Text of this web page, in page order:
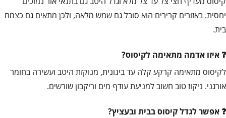
יחסית. באזורים קרירים הוא סובל גם שמש מלאה, ולכן מתאים גם כצמח
בית.
איזו אדמה מתאימה לקיסוס?
לקיסוס מתאימה קרקע קלה עד בינונית, מנוקזת היטב ועשירה בחומר
אורגני. ניקוז טוב חשוב למניעת עודף מים וריקבון שורשים.
אפשר לגדל קיסוס בבית ובעציץ?